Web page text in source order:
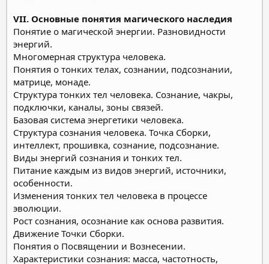
VII. Основные понятия магического наследия
Понятие о магической энергии. Разновидности
энергий.
Многомерная структура человека.
Понятия о тонких телах, сознании, подсознании,
матрице, монаде.
Структура тонких тел человека. Сознание, чакры,
подключки, каналы, зоны связей.
Базовая система энергетики человека.
Структура сознания человека. Точка Сборки,
интеллект, прошивка, сознание, подсознание.
Виды энергий сознания и тонких тел.
Питание каждым из видов энергий, источники,
особенности.
Изменения тонких тел человека в процессе
эволюции.
Рост сознания, осознание как основа развития.
Движение Точки Сборки.
Понятия о Посвящении и Вознесении.
Характеристики сознания: масса, частотность,